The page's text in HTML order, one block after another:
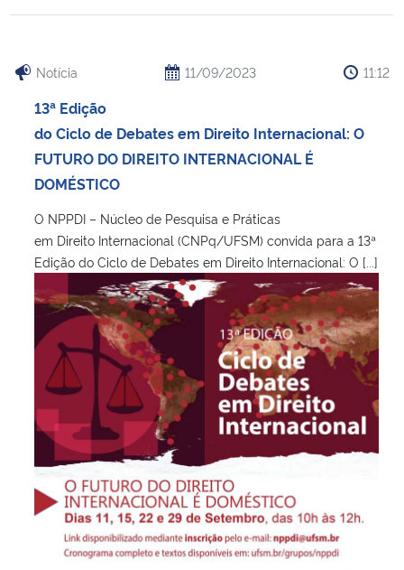
Notícia 11/09/2023 11:12
13ª Edição
do Ciclo de Debates em Direito Internacional: O
FUTURO DO DIREITO INTERNACIONAL É
DOMÉSTICO
O NPPDI – Núcleo de Pesquisa e Práticas
em Direito Internacional (CNPq/UFSM) convida para a 13ª
Edição do Ciclo de Debates em Direito Internacional: O [...]